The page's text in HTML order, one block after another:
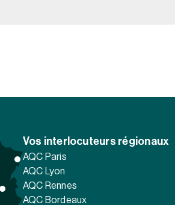
Vos interlocuteurs régionaux
AQC Paris
AQC Lyon
AQC Rennes
AQC Bordeaux